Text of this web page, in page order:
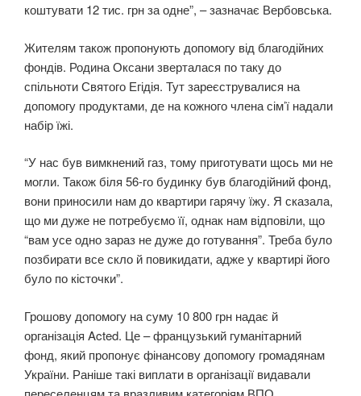
коштувати 12 тис. грн за одне”, – зазначає Вербовська.
Жителям також пропонують допомогу від благодійних
фондів. Родина Оксани зверталася по таку до
спільноти Святого Егідія. Тут зареєструвалися на
допомогу продуктами, де на кожного члена сім’ї надали
набір їжі.
“У нас був вимкнений газ, тому приготувати щось ми не
могли. Також біля 56-го будинку був благодійний фонд,
вони приносили нам до квартири гарячу їжу. Я сказала,
що ми дуже не потребуємо її, однак нам відповіли, що
“вам усе одно зараз не дуже до готування”. Треба було
позбирати все скло й повикидати, адже у квартирі його
було по кісточки”.
Грошову допомогу на суму 10 800 грн надає й
організація Acted. Це – французький гуманітарний
фонд, який пропонує фінансову допомогу громадянам
України. Раніше такі виплати в організації видавали